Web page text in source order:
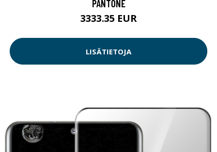
PANTONE
3333.35 EUR
LISÄTIETOJA